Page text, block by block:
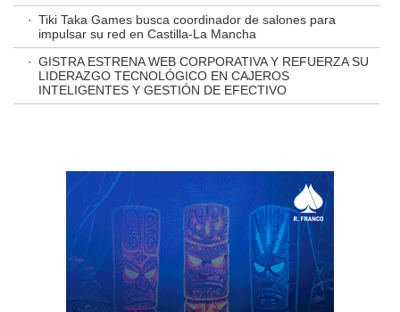
· Tiki Taka Games busca coordinador de salones para
impulsar su red en Castilla-La Mancha
· GISTRA ESTRENA WEB CORPORATIVA Y REFUERZA SU
LIDERAZGO TECNOLÓGICO EN CAJEROS
INTELIGENTES Y GESTIÓN DE EFECTIVO